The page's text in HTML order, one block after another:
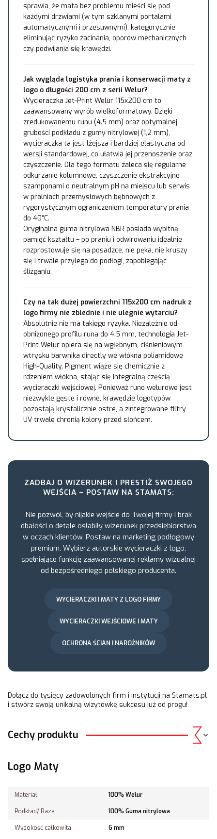
sprawia, że mata bez problemu mieści się pod
każdymi drzwiami (w tym szklanymi portalami
automatycznymi i przesuwnymi), kategorycznie
eliminując ryzyko zacinania, oporów mechanicznych
czy podwijania się krawędzi.
Jak wygląda logistyka prania i konserwacji maty z
logo o długości 200 cm z serii Welur?
Wycieraczka Jet-Print Welur 115x200 cm to
zaawansowany wyrób wielkoformatowy. Dzięki
zredukowanemu runu (4.5 mm) oraz optymalnej
grubości podkładu z gumy nitrylowej (1,2 mm),
wycieraczka ta jest lżejsza i bardziej elastyczna od
wersji standardowej, co ułatwia jej przenoszenie oraz
czyszczenie. Dla tego formatu zaleca się regularne
odkurzanie kolumnowe, czyszczenie ekstrakcyjne
szamponami o neutralnym pH na miejscu lub serwis
w pralniach przemysłowych bębnowych z
rygorystycznym ograniczeniem temperatury prania
do 40°C.
Oryginalna guma nitrylowa NBR posiada wybitną
pamięć kształtu – po praniu i odwirowaniu idealnie
rozprostowuje się na posadzce, nie pęka, nie kruszy
się i trwale przylega do podłogi, zapobiegając
ślizganiu.
Czy na tak dużej powierzchni 115x200 cm nadruk z
logo firmy nie zblednie i nie ulegnie wytarciu?
Absolutnie nie ma takiego ryzyka. Niezależnie od
obniżonego profilu runa do 4.5 mm, technologia Jet-
Print Welur opiera się na wgłębnym, ciśnieniowym
wtrysku barwnika directly we włókna poliamidowe
High-Quality. Pigment wiąże się chemicznie z
rdzeniem włókna, stając się integralną częścią
wycieraczki wejściowej. Ponieważ runo welurowe jest
niezwykle gęste i równe, krawędzie logotypów
pozostają krystalicznie ostre, a zintegrowane filtry
UV trwale chronią kolory przed słońcem.
ZADBAJ O WIZERUNEK I PRESTIŻ SWOJEGO
WEJŚCIA – POSTAW NA STAMATS:
Nie pozwól, by nijakie wejście do Twojej firmy i brak
dbałości o detale osłabiły wizerunek przedsiębiorstwa
w oczach klientów. Postaw na marketing podłogowy
premium. Wybierz autorskie wycieraczki z logo,
spełniające funkcję zaawansowanej reklamy wizualnej
od bezpośredniego polskiego producenta.
WYCIERACZKI I MATY Z LOGO FIRMY
WYCIERACZKI WEJŚCIOWE I MATY
OCHRONA ŚCIAN I NAROŻNIKÓW
Dołącz do tysięcy zadowolonych firm i instytucji na Stamats.pl
i stwórz swoją unikalną wizytówkę sukcesu już od progu!
Cechy produktu
Logo Maty
Materiał 100% Welur
Podkład/ Baza 100% Guma nitrylowa
Wysokość całkowita 6 mm